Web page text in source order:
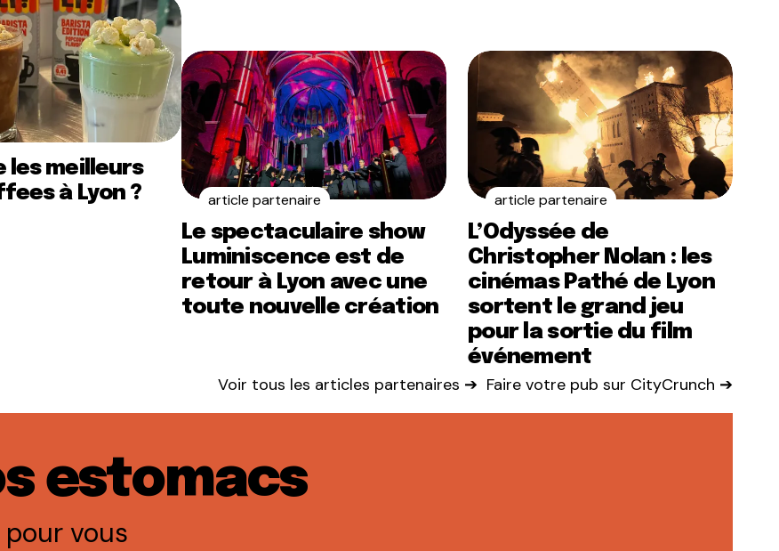
les meilleurs
à Lyon ?
article partenaire
Le spectaculaire show
Luminiscence est de
retour à Lyon avec une
toute nouvelle création
article partenaire
L’Odyssée de
Christopher Nolan : les
cinémas Pathé de Lyon
sortent le grand jeu
pour la sortie du film
événement
Voir tous les articles partenaires ➔ Faire votre pub sur CityCrunch ➔
estomacs
vous